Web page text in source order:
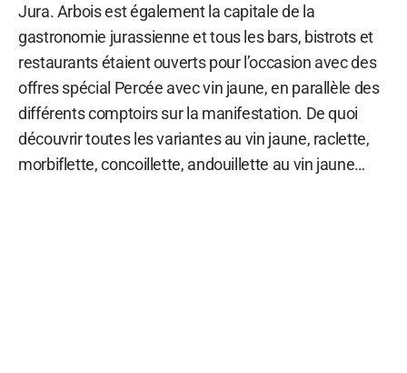
Jura. Arbois est également la capitale de la
gastronomie jurassienne et tous les bars, bistrots et
restaurants étaient ouverts pour l’occasion avec des
offres spécial Percée avec vin jaune, en parallèle des
différents comptoirs sur la manifestation. De quoi
découvrir toutes les variantes au vin jaune, raclette,
morbiflette, concoillette, andouillette au vin jaune…